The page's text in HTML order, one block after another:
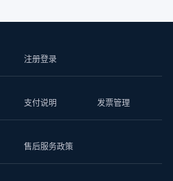
注册登录
支付说明 发票管理
售后服务政策